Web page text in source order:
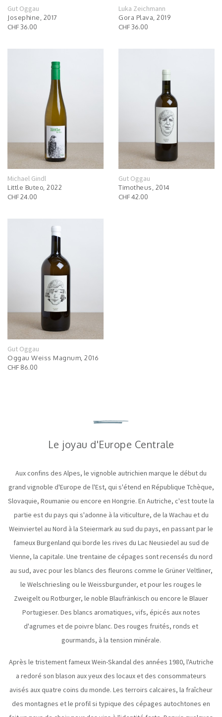
Gut Oggau
Josephine, 2017
CHF 36.00
Luka Zeichmann
Gora Plava, 2019
CHF 36.00
Michael Gindl
Little Buteo, 2022
CHF 24.00
Gut Oggau
Timotheus, 2014
CHF 42.00
Gut Oggau
Oggau Weiss Magnum, 2016
CHF 86.00
Le joyau d'Europe Centrale
Aux confins des Alpes, le vignoble autrichien marque le début du
grand vignoble d'Europe de l'Est, qui s'étend en République Tchèque,
Slovaquie, Roumanie ou encore en Hongrie. En Autriche, c'est toute la
partie est du pays qui s'adonne à la viticulture, de la Wachau et du
Weinviertel au Nord à la Steiermark au sud du pays, en passant par le
fameux Burgenland qui borde les rives du Lac Neusiedel au sud de
Vienne, la capitale. Une trentaine de cépages sont recensés du nord
au sud, avec pour les blancs des fleurons comme le Grüner Veltliner,
le Welschriesling ou le Weissburgunder, et pour les rouges le
Zweigelt ou Rotburger, le noble Blaufränkisch ou encore le Blauer
Portugieser. Des blancs aromatiques, vifs, épicés aux notes
d'agrumes et de poivre blanc. Des rouges fruités, ronds et
gourmands, à la tension minérale.
Après le tristement fameuxWein-Skandal des années 1980, l'Autriche
a redoré son blason aux yeux des locaux et des consommateurs
avisés aux quatre coins du monde. Les terroirs calcaires, la fraîcheur
des montagnes et le profil si typique des cépages autochtones en